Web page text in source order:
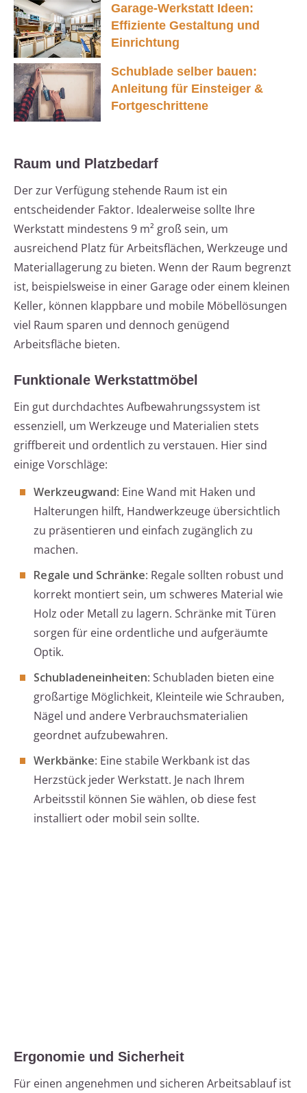
Garage-Werkstatt Ideen:
Effiziente Gestaltung und
Einrichtung
Schublade selber bauen:
Anleitung für Einsteiger &
Fortgeschrittene
Raum und Platzbedarf
Der zur Verfügung stehende Raum ist ein
entscheidender Faktor. Idealerweise sollte Ihre
Werkstatt mindestens 9 m² groß sein, um
ausreichend Platz für Arbeitsflächen, Werkzeuge und
Materiallagerung zu bieten. Wenn der Raum begrenzt
ist, beispielsweise in einer Garage oder einem kleinen
Keller, können klappbare und mobile Möbellösungen
viel Raum sparen und dennoch genügend
Arbeitsfläche bieten.
Funktionale Werkstattmöbel
Ein gut durchdachtes Aufbewahrungssystem ist
essenziell, um Werkzeuge und Materialien stets
griffbereit und ordentlich zu verstauen. Hier sind
einige Vorschläge:
Werkzeugwand: Eine Wand mit Haken und
Halterungen hilft, Handwerkzeuge übersichtlich
zu präsentieren und einfach zugänglich zu
machen.
Regale und Schränke: Regale sollten robust und
korrekt montiert sein, um schweres Material wie
Holz oder Metall zu lagern. Schränke mit Türen
sorgen für eine ordentliche und aufgeräumte
Optik.
Schubladeneinheiten: Schubladen bieten eine
großartige Möglichkeit, Kleinteile wie Schrauben,
Nägel und andere Verbrauchsmaterialien
geordnet aufzubewahren.
Werkbänke: Eine stabile Werkbank ist das
Herzstück jeder Werkstatt. Je nach Ihrem
Arbeitsstil können Sie wählen, ob diese fest
installiert oder mobil sein sollte.
Ergonomie und Sicherheit
Für einen angenehmen und sicheren Arbeitsablauf ist